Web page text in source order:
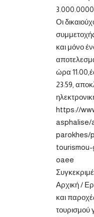
3.000.0000
Οι
και μόνο
ώρα
23:59,
https://
asphalise/
parokhes/
oaee
Αρχική /
και
τουρισμού